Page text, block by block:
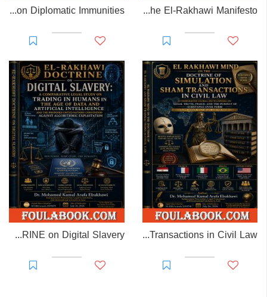
Prisoner of Perception: The El-Rakhawi Manifesto
EL-RAKHAWI MONOGRAPH on Diplomatic Immunities
EL RAKHAWI MIND on the Doctrine of Simulation and Sham Transactions in Civil Law
EL-RAKHAWI DOCTRINE on Digital Slavery